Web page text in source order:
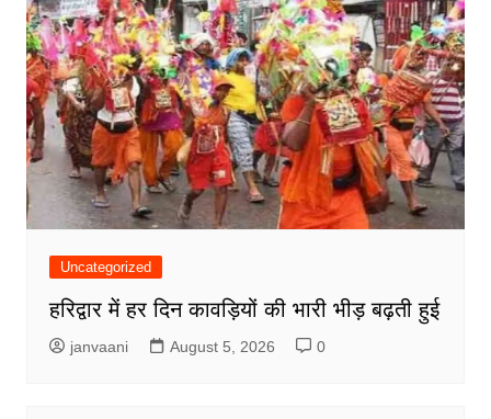
Uncategorized
हरिद्वार में हर दिन कावड़ियों की भारी भीड़ बढ़ती हुई
janvaani August 5, 2026 0